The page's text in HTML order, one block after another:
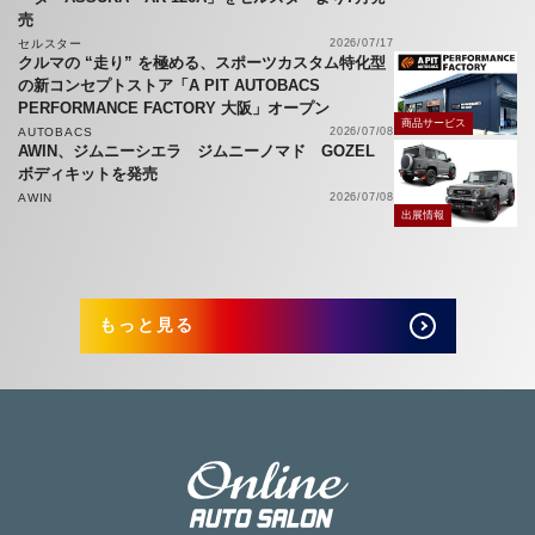
売
セルスター 2026/07/17
クルマの “走り” を極める、スポーツカスタム特化型
の新コンセプトストア「A PIT AUTOBACS
PERFORMANCE FACTORY 大阪」オープン
AUTOBACS 2026/07/08
商品サービス
AWIN、ジムニーシエラ ジムニーノマド GOZEL
ボディキットを発売
AWIN
2026/07/08
出展情報
もっと見る